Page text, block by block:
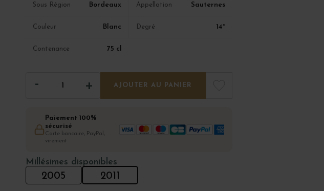
Sous Région Bordeaux Appellation Sauternes
Couleur Blanc Degré 14°
Contenance 75 cl
AJOUTER AU PANIER
Paiement 100%
sécurisé
Carte bancaire, PayPal,
virement
Millésimes disponibles
2005 2011